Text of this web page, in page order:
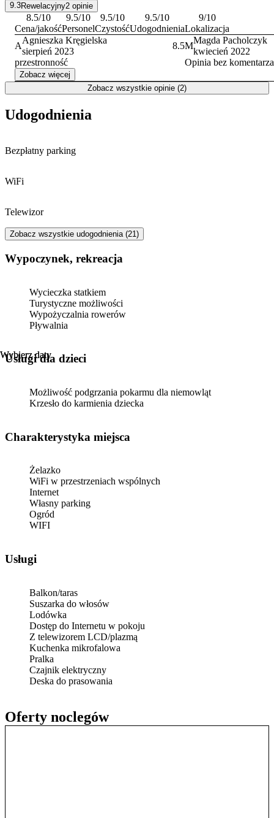
9.3Rewelacyjny2 opinie
8.5/10
Cena/jakość
9.5/10
Personel
9.5/10
Czystość
9.5/10
Udogodnienia
9/10
Lokalizacja
A
Agnieszka Kręgielska
sierpień 2023
8.5
przestronność
Zobacz więcej
M
Magda Pacholczyk
kwiecień 2022
Opinia bez
Zobacz wszystkie opinie (2)
Wybierz daty
Oferty noclegów
Wybierz daty
Udogodnienia
Bezpłatny parking
WiFi
Telewizor
Zobacz wszystkie udogodnienia (21)
Wypoczynek, rekreacja
Wycieczka statkiem
Turystyczne możliwości
Wypożyczalnia rowerów
Pływalnia
usługi dla dzieci
Możliwość podgrzania pokarmu dla niemowląt
Krzesło do karmienia dziecka
Charakterystyka miejsca
Żelazko
WiFi w przestrzeniach wspólnych
Internet
Własny parking
Ogród
WIFI
Usługi
Balkon/taras
Suszarka do włosów
Lodówka
Dostęp do Internetu w pokoju
Z telewizorem LCD/plazmą
Kuchenka mikrofalowa
Pralka
Czajnik elektryczny
Deska do prasowania